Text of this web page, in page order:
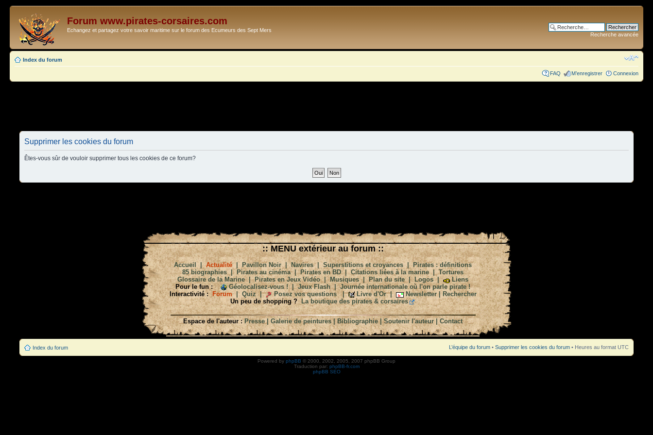
Forum www.pirates-corsaires.com
Echangez et partagez votre savoir maritime sur le forum des Ecumeurs des Sept Mers
Recherche avancée
Index du forum
FAQ M’enregistrer Connexion
Supprimer les cookies du forum
Êtes-vous sûr de vouloir supprimer tous les cookies de ce forum?
:: MENU extérieur au forum ::
Accueil |Actualité|Pavillon Noir|Navires|Superstitions et croyances|Pirates : définitions
85 biographies| Pirates au cinéma|Pirates en BD|Citations liées à la marine|Tortures
Glossaire de la Marine|Pirates en Jeux Vidéo|Musiques|Plan du site|Logos|
Liens
Pour le fun :
Géolocalisez-vous !|Jeux Flash|Journée internationale où l'on parle pirate !
Interactivité : Forum| Quiz| Posez vos questions| Livre d'Or| Newsletter| Rechercher
Un peu de shopping ?
La boutique des pirates & corsaires
Espace de l'auteur : Presse|Galerie de peintures|Bibliographie|Soutenir l'auteur|Contact
Index du forum L’équipe du forum • Supprimer les cookies du forum • Heures au format UTC
Powered by phpBB © 2000, 2002, 2005, 2007 phpBB Group
Traduction par: phpBB-fr.com
phpBB SEO